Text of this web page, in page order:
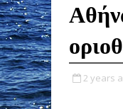
2 years